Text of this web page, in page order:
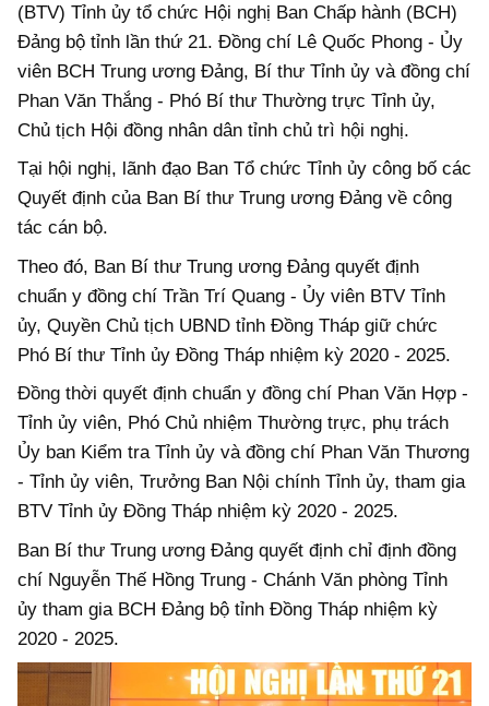
(BTV) Tỉnh ủy tổ chức Hội nghị Ban Chấp hành (BCH)
Đảng bộ tỉnh lần thứ 21. Đồng chí Lê Quốc Phong - Ủy
viên BCH Trung ương Đảng, Bí thư Tỉnh ủy và đồng chí
Phan Văn Thắng - Phó Bí thư Thường trực Tỉnh ủy,
Chủ tịch Hội đồng nhân dân tỉnh chủ trì hội nghị.
Tại hội nghị, lãnh đạo Ban Tổ chức Tỉnh ủy công bố các
Quyết định của Ban Bí thư Trung ương Đảng về công
tác cán bộ.
Theo đó, Ban Bí thư Trung ương Đảng quyết định
chuẩn y đồng chí Trần Trí Quang - Ủy viên BTV Tỉnh
ủy, Quyền Chủ tịch UBND tỉnh Đồng Tháp giữ chức
Phó Bí thư Tỉnh ủy Đồng Tháp nhiệm kỳ 2020 - 2025.
Đồng thời quyết định chuẩn y đồng chí Phan Văn Hợp -
Tỉnh ủy viên, Phó Chủ nhiệm Thường trực, phụ trách
Ủy ban Kiểm tra Tỉnh ủy và đồng chí Phan Văn Thương
- Tỉnh ủy viên, Trưởng Ban Nội chính Tỉnh ủy, tham gia
BTV Tỉnh ủy Đồng Tháp nhiệm kỳ 2020 - 2025.
Ban Bí thư Trung ương Đảng quyết định chỉ định đồng
chí Nguyễn Thế Hồng Trung - Chánh Văn phòng Tỉnh
ủy tham gia BCH Đảng bộ tỉnh Đồng Tháp nhiệm kỳ
2020 - 2025.